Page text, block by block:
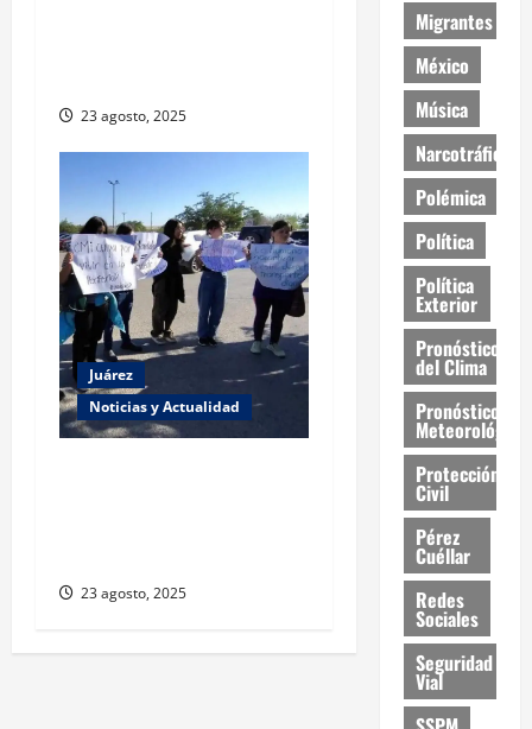
23 agosto, 2025
Juárez
Noticias y Actualidad
23 agosto, 2025
Migrantes
México
Música
Narcotráfico
Polémica
Política
Política
Exterior
Pronóstico
del Clima
Pronóstico
Meteorológico
Protección
Civil
Pérez
Cuéllar
Redes
Sociales
Seguridad
Vial